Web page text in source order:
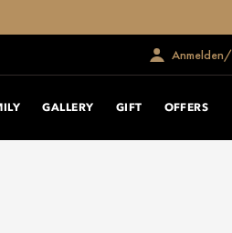
GALLERY GIFT OFFERS